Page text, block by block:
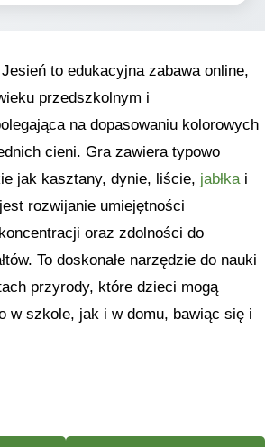
to edukacyjna zabawa online,
przedszkolnym i
na dopasowaniu kolorowych
cieni. Gra zawiera typowo
jak kasztany, dynie, liście, jabłkai
rozwijanie umiejętności
oraz zdolności do
To doskonałe narzędzie do nauki
przyrody, które dzieci mogą
w szkole, jak i w domu, bawiąc się i